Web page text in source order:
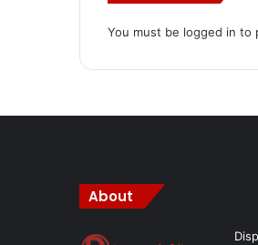
You must be logged in to
About